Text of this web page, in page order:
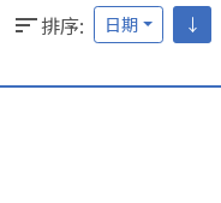
排序: 日期
↓